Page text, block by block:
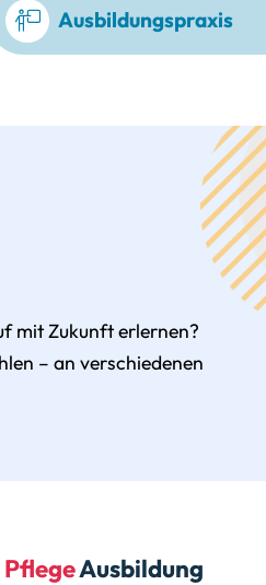
Ausbildungspraxis
mit Zukunft erlernen?
– an verschiedenen
PflegeAusbildung